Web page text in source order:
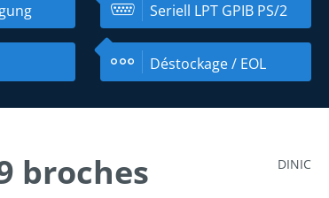
Seriell LPT GPIB PS/2
Déstockage / EOL
broches
DINIC